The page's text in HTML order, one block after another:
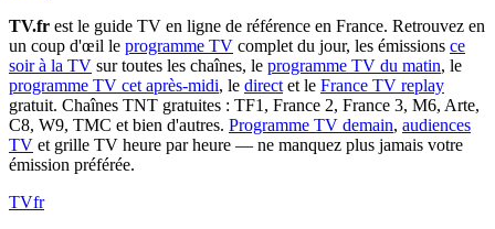
TV.fr est le guide TV en ligne de référence en France. Retrouvez en
un coup d'œil le programme TV complet du jour, les émissions ce
soir à la TV sur toutes les chaînes, le programme TV du matin, le
programme TV cet après-midi, le direct et le France TV replay
gratuit. Chaînes TNT gratuites : TF1, France 2, France 3, M6, Arte,
C8, W9, TMC et bien d'autres. Programme TV demain, audiences
TV et grille TV heure par heure — ne manquez plus jamais votre
émission préférée.
TVfr